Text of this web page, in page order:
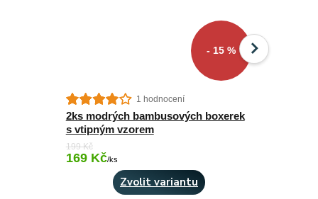
- 15 %
1 hodnocení
2ks modrých bambusových boxerek
s vtipným vzorem
199 Kč
169 Kč/ks
Zvolit variantu